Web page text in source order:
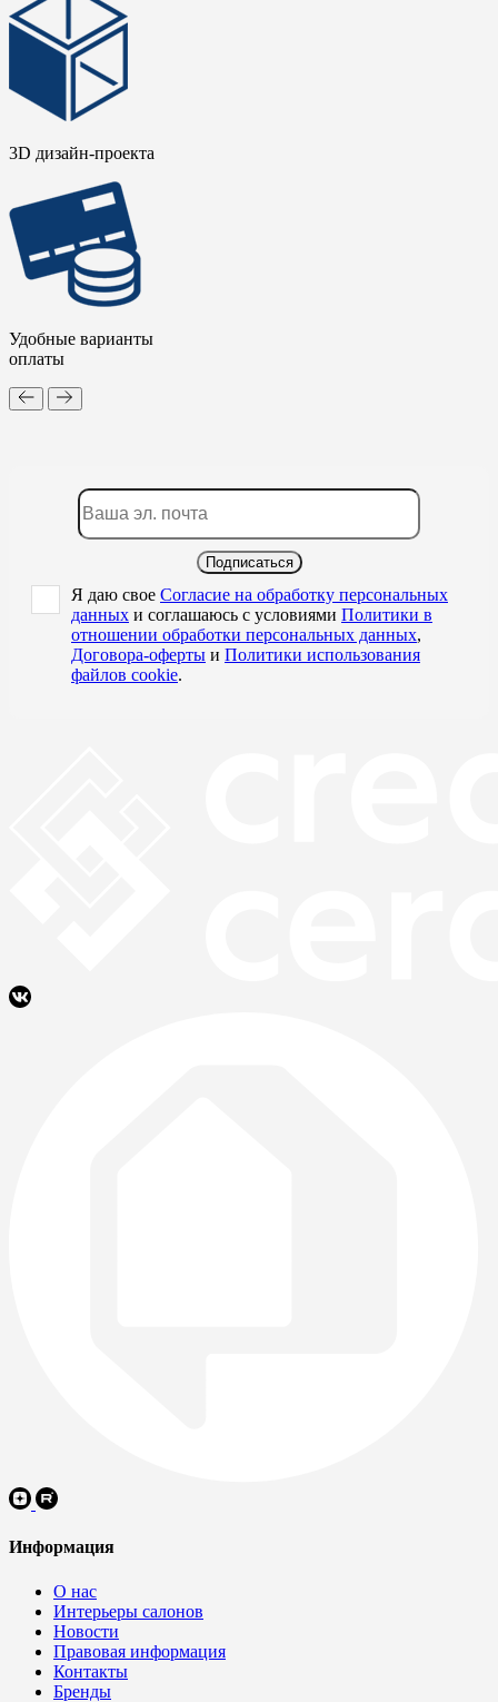
3D дизайн-проекта
Удобные варианты
оплаты
Подписаться
Я даю свое Согласие на обработку персональных
данных и соглашаюсь с условиями Политики в
отношении обработки персональных данных,
Договора-оферты и Политики использования
файлов cookie.
Информация
О нас
Интерьеры салонов
Новости
Правовая информация
Контакты
Бренды